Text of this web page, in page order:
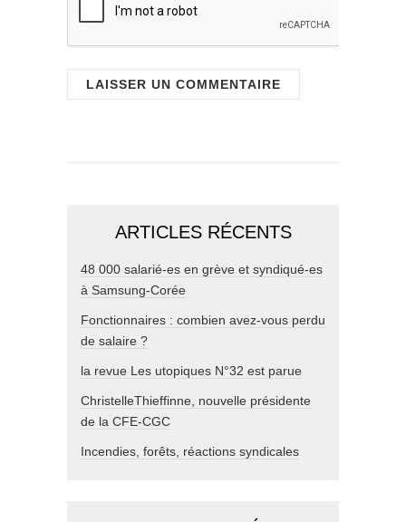
ARTICLES RÉCENTS
48 000 salarié-es en grève et syndiqué-es
à Samsung-Corée
Fonctionnaires : combien avez-vous perdu
de salaire ?
la revue Les utopiques N°32 est parue
ChristelleThieffinne, nouvelle présidente
de la CFE-CGC
Incendies, forêts, réactions syndicales